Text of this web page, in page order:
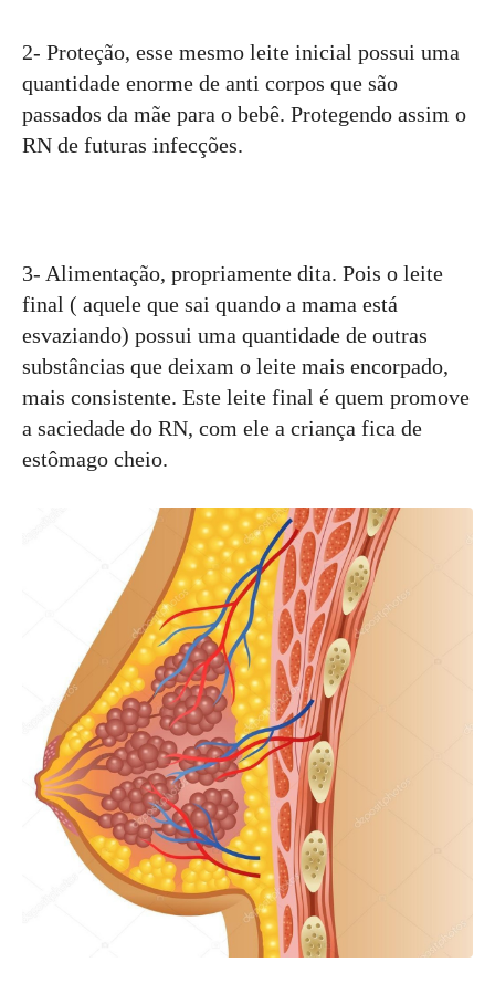
2- Proteção, esse mesmo leite inicial possui uma
quantidade enorme de anti corpos que são
passados da mãe para o bebê. Protegendo assim o
RN de futuras infecções.
3- Alimentação, propriamente dita. Pois o leite
final ( aquele que sai quando a mama está
esvaziando) possui uma quantidade de outras
substâncias que deixam o leite mais encorpado,
mais consistente. Este leite final é quem promove
a saciedade do RN, com ele a criança fica de
estômago cheio.